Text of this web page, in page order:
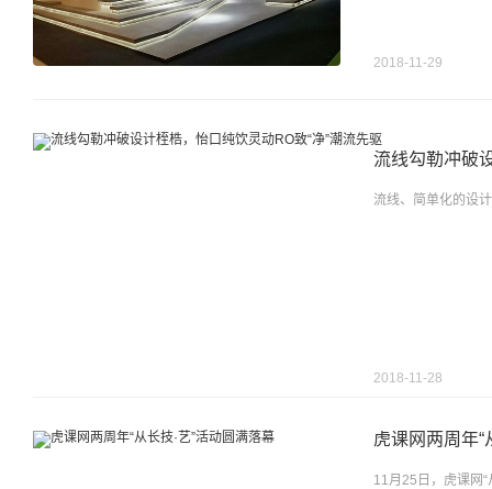
2018-11-29
流线勾勒冲破
流线、简单化的设
2018-11-28
虎课网两周年“
11月25日，虎课网